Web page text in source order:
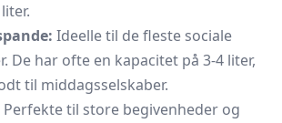
Ideelle til de fleste sociale
De har ofte en kapacitet på 3-4 liter,
til middagsselskaber.
Perfekte til store begivenheder og